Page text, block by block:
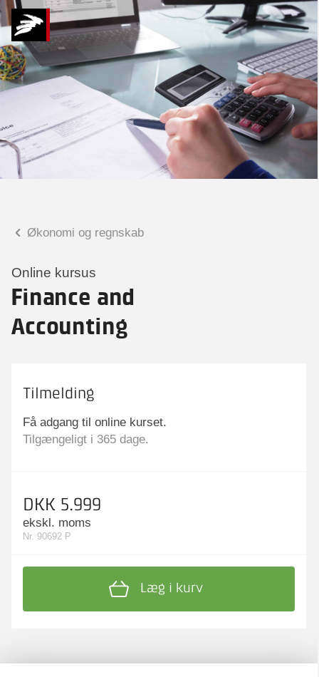
Økonomi og regnskab
Online kursus
Finance and
Accounting
Tilmelding
Få adgang til online kurset.
Tilgængeligt i 365 dage.
DKK 5.999
ekskl. moms
Nr. 90692 P
Læg i kurv
Praktiske spørgsmål
Spørgsmål til tilmelding, forplejning,
afholdelsessted m.m.
Tobias Bladt Haarder
Hvad kan vi hjælpe
dig med?